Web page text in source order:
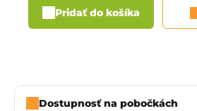
Pridať do košíka
Dostupnosť na pobočkách